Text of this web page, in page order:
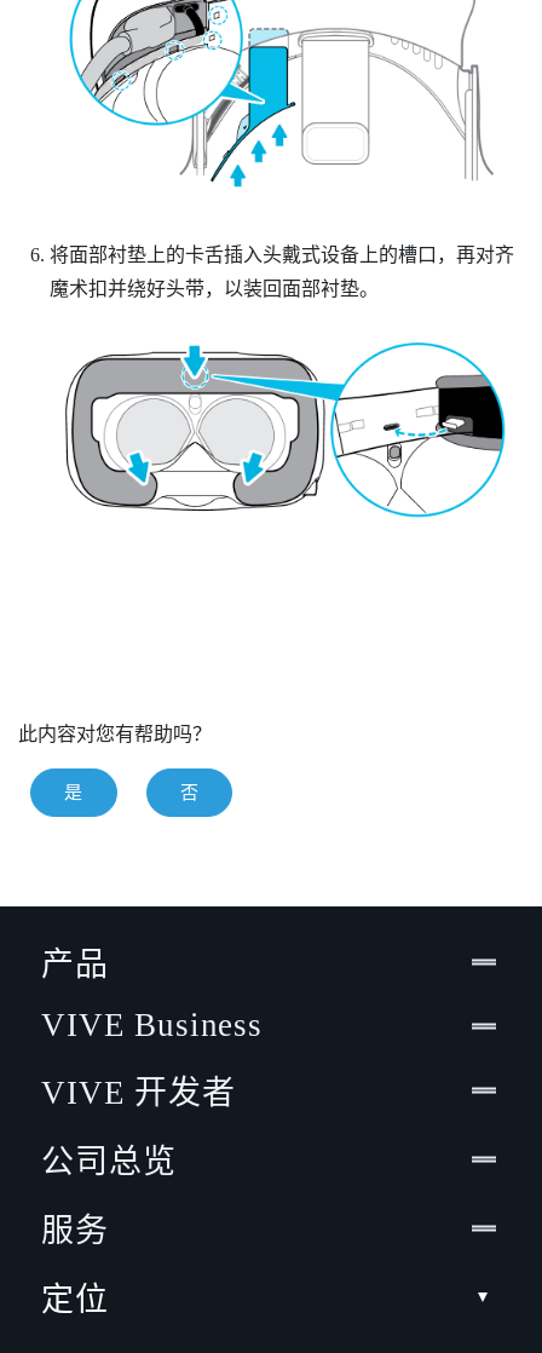
将面部衬垫上的卡舌插入头戴式设备上的槽口，再对齐
魔术扣并绕好头带，以装回面部衬垫。
此内容对您有帮助吗？
是 否
产品
VIVE Business
VIVE 开发者
公司总览
服务
定位